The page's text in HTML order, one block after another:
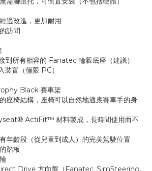
過改進，更加耐用
訪問
到所有相容的 Fanatec 輪轂底座（建議）
裝置（僅限 PC）
Black 賽車架
座椅結構，座椅可以自然地適應賽車手的身
ActiFit™ 材料製成，長時間使用而不
年齡段（從兒童到成人）的完美駕駛位置
踏板
Drive 方向盤（Fanatec, SimSteering,